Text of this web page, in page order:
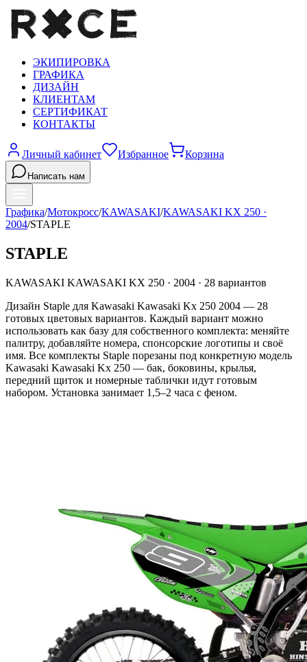
ЭКИПИРОВКА
ГРАФИКА
ДИЗАЙН
КЛИЕНТАМ
СЕРТИФИКАТ
КОНТАКТЫ
Личный кабинет Избранное Корзина
Написать нам
Графика/Мотокросс/KAWASAKI/KAWASAKI KX 250 ·
2004/STAPLE
STAPLE
KAWASAKI KAWASAKI KX 250 · 2004 · 28 вариантов
Дизайн Staple для Kawasaki Kawasaki Kx 250 2004 — 28
готовых цветовых вариантов. Каждый вариант можно
использовать как базу для собственного комплекта: меняйте
палитру, добавляйте номера, спонсорские логотипы и своё
имя. Все комплекты Staple порезаны под конкретную модель
Kawasaki Kawasaki Kx 250 — бак, боковины, крылья,
передний щиток и номерные таблички идут готовым
набором. Установка занимает 1,5–2 часа с феном.